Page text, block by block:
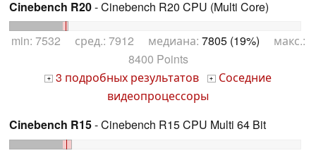
Cinebench R20- Cinebench R20 CPU (Multi Core)
min: 7532 сред.: 7912 медиана: 7805 (19%) макс.:
8400 Points
+ 3 подробных результатов + Соседние
видеопроцессоры
Cinebench R15- Cinebench R15 CPU Multi 64 Bit